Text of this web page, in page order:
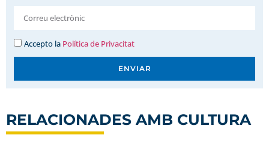
Accepto la Política de Privacitat
ENVIAR
RELACIONADES AMB CULTURA